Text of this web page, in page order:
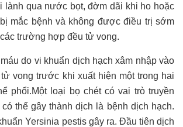
lành qua nước bọt, đờm dãi khi ho hoặc
mắc bệnh và không được điều trị sớm
trường hợp đều tử vong.
do vi khuẩn dịch hạch xâm nhập vào
vong trước khi xuất hiện một trong hai
phổi.Một loại bọ chét có vai trò truyền
thể gây thành dịch là bệnh dịch hạch.
Yersinia pestis gây ra. Đầu tiên dịch